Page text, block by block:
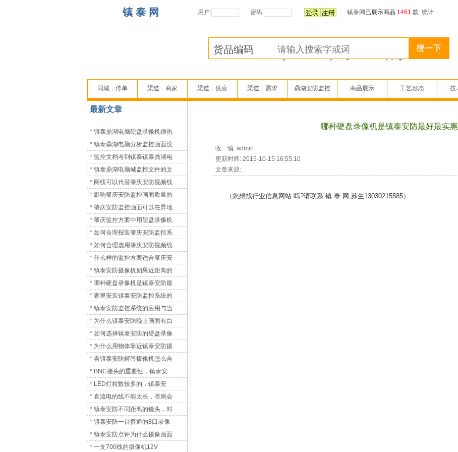
镇 泰 网 用户: 密码: 镇泰网 已展示商品 1461 款 统计
同城．传单 渠道．商家 渠道．供应 渠道．需求 鼎湖安防监控 商品展示 工艺形态 技
最新文章
* 镇泰鼎湖电脑硬盘录像机很热
* 镇泰鼎湖电脑分析监控画面没
* 监控文档考到镇泰镇泰鼎湖电
* 镇泰鼎湖电脑城监控文件的文
* 网线可以代替肇庆安防视频线
* 影响肇庆安防监控画面质量的
* 肇庆安防监控画面可以在异地
* 肇庆监控方案中用硬盘录像机
* 如何合理报装肇庆安防监控系
* 如何合理选用肇庆安防视频线
* 什么样的监控方案适合肇庆安
* 镇泰安防摄像机如果近距离的
* 哪种硬盘录像机是镇泰安防最
* 家里安装镇泰安防监控系统的
* 镇泰安防监控系统的应用与当
* 为什么镇泰安防晚上画面有白
* 如何选择镇泰安防的硬盘录像
* 为什么用物体靠近镇泰安防摄
* 看镇泰安防解答摄像机怎么合
* BNC接头的重要性，镇泰安
* LED灯粒数较多的，镇泰安
* 直流电的线不能太长，否则会
* 镇泰安防不同距离的镜头，对
* 镇泰安防一台普通的8口录像
* 镇泰安防点评为什么摄像画面
* 一支700线的摄像机12V
哪种硬盘录像机是镇泰安防最好最实惠
收 编: admin
更新时间: 2015-10-15 16:55:10
文章来源:
（您想找行业信息网站 吗?请联系:镇 泰 网,苏生13030215585）